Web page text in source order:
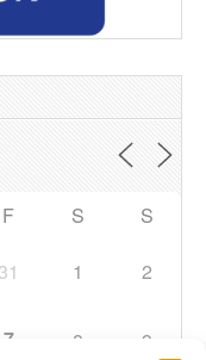
F S S
31 1 2
7 8 9